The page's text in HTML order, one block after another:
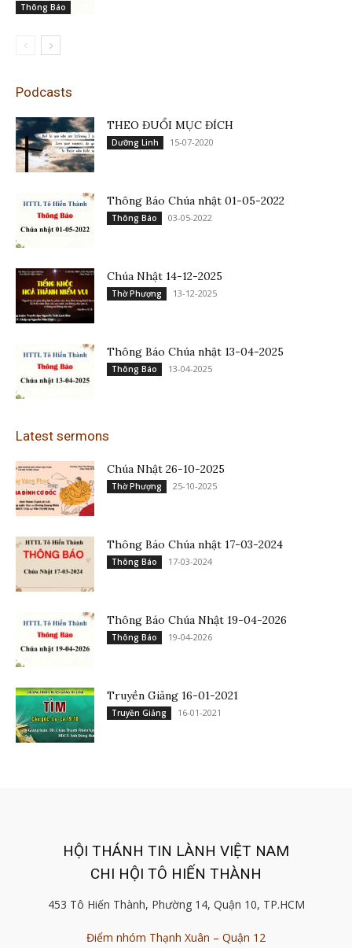
Thông Báo
Podcasts
THEO ĐUỔI MỤC ĐÍCH
Dưỡng Linh 15-07-2020
Thông Báo Chúa nhật 01-05-2022
Thông Báo 03-05-2022
Chúa Nhật 14-12-2025
Thờ Phượng 13-12-2025
Thông Báo Chúa nhật 13-04-2025
Thông Báo 13-04-2025
Latest sermons
Chúa Nhật 26-10-2025
Thờ Phượng 25-10-2025
Thông Báo Chúa nhật 17-03-2024
Thông Báo 17-03-2024
Thông Báo Chúa Nhật 19-04-2026
Thông Báo 19-04-2026
Truyền Giảng 16-01-2021
Truyền Giảng 16-01-2021
HỘI THÁNH TIN LÀNH VIỆT NAM
CHI HỘI TÔ HIẾN THÀNH
453 Tô Hiến Thành, Phường 14, Quận 10, TP.HCM
Điểm nhóm Thạnh Xuân – Quận 12